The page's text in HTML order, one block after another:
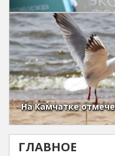
На Камчатке
ГЛАВНОЕ